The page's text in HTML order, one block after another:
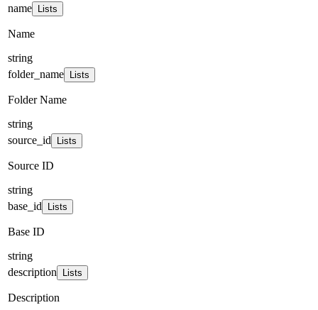
name
Lists
Name
string
folder_name
Lists
Folder Name
string
source_id
Lists
Source ID
string
base_id
Lists
Base ID
string
description
Lists
Description